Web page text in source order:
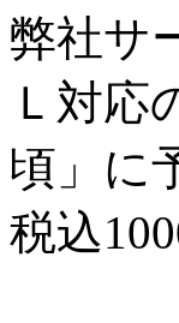
弊社サ
Ｌ対応
頃」に
税込